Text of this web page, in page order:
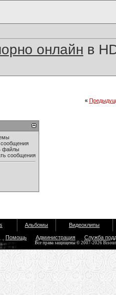
онлайн в
«
сообщения
файлы
сообщения
Альбомы Видеоклипы
Помощь Администрация Служба
Все права защищены © 2007-2026